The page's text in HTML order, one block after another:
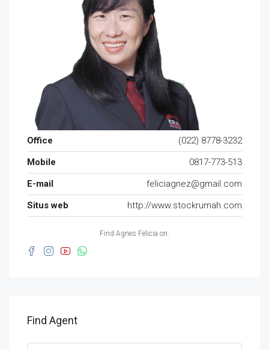
Office
(022) 8778-3232
Mobile
0817-773-513
E-mail
feliciagnez@gmail.com
Situs web
http://www.stockrumah.com
Find Agnes Felicia on:
Find Agent